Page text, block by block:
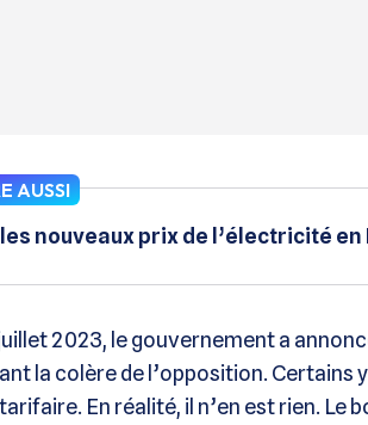
AUSSI
nouveaux prix de l’électricité
2023, le gouvernement a
la colère de l’opposition. Certains
En réalité, il n’en est rien.